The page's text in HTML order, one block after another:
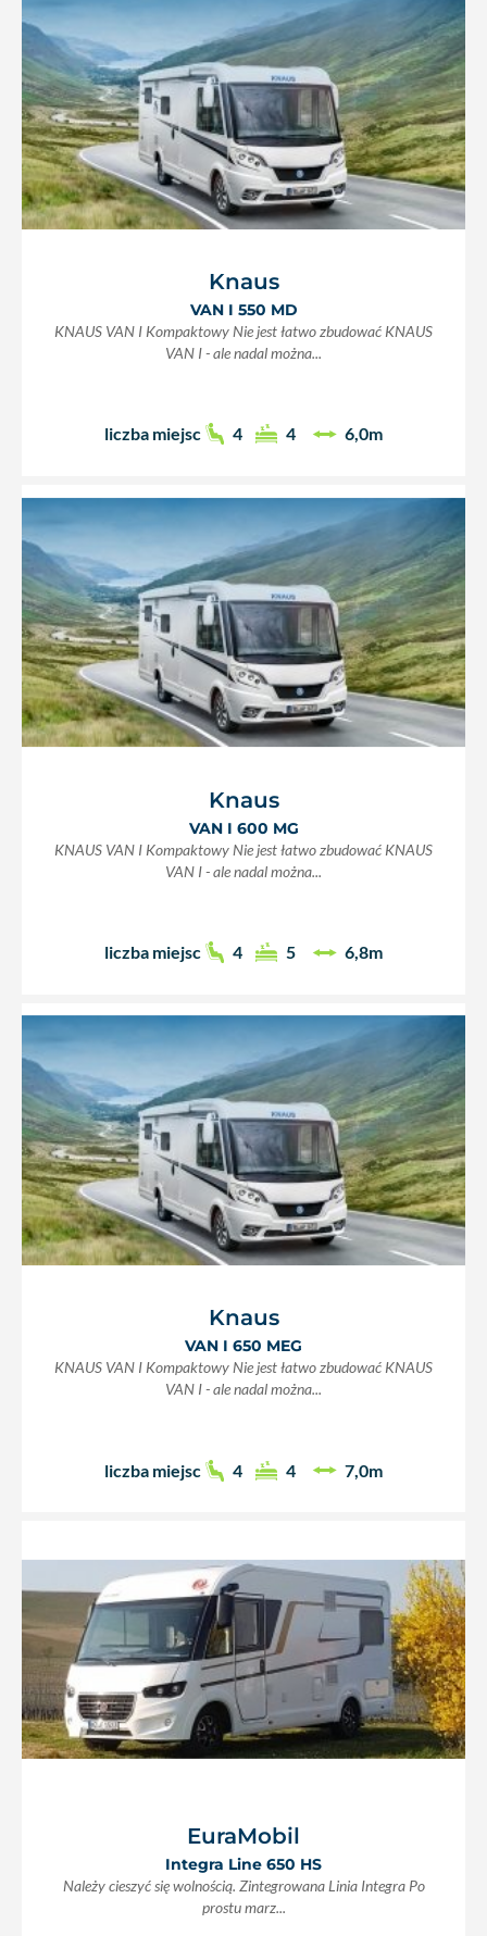
Knaus
VAN I 550 MD
KNAUS VAN I Kompaktowy Nie jest łatwo zbudować KNAUS
VAN I - ale nadal można...
liczba miejsc 4 4 6,0m
Knaus
VAN I 600 MG
KNAUS VAN I Kompaktowy Nie jest łatwo zbudować KNAUS
VAN I - ale nadal można...
liczba miejsc 4 5 6,8m
Knaus
VAN I 650 MEG
KNAUS VAN I Kompaktowy Nie jest łatwo zbudować KNAUS
VAN I - ale nadal można...
liczba miejsc 4 4 7,0m
EuraMobil
Integra Line 650 HS
Należy cieszyć się wolnością. Zintegrowana Linia Integra Po
prostu marz...